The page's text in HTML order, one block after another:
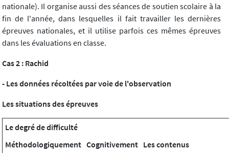
nationale). Il organise aussi des séances de soutien scolaire à la
fin de l'année, dans lesquelles il fait travailler les dernières
épreuves nationales, et il utilise parfois ces mêmes épreuves
dans les évaluations en classe.
Cas 2 : Rachid
- Les données récoltées par voie de l'observation
Les situations des épreuves
Le degré de difficulté
Méthodologiquement Cognitivement Les contenus